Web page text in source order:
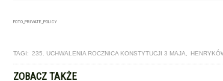
FOTO_PRIVATE_POLICY
TAGI: 235. UCHWALENIA ROCZNICA KONSTYTUCJI 3 MAJA
ZOBACZ TAKŻE